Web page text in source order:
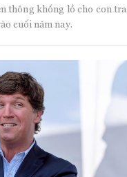
thông khổng lồ cho con
cuối năm nay.